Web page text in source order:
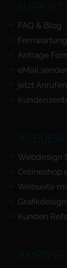
SUPPORT
FAQ & Blog
Fernwartung
Anfrage
eMail
jetzt Anrufen
Webdesign
Onlineshop
Webseite
Kunden